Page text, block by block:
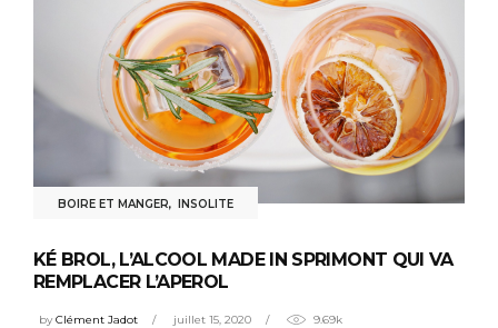
BOIRE ET MANGER, INSOLITE
KÉ BROL, L’ALCOOL MADE IN SPRIMONT QUI VA
REMPLACER L’APEROL
byClément Jadot juillet 15, 2020 9.69k